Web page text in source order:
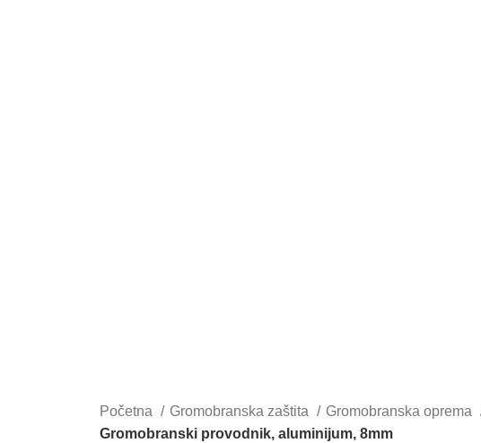
Početna Gromobranska zaštita
Gromobranska oprema
Gromobranski provodnik, aluminijum, 8mm